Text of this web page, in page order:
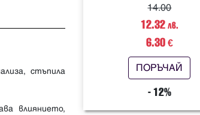
стъпила
влиянието,
14.00
12.32лв.
6.30€
ПОРЪЧАЙ
- 12%